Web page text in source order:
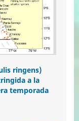
ringens)
a la
temporada